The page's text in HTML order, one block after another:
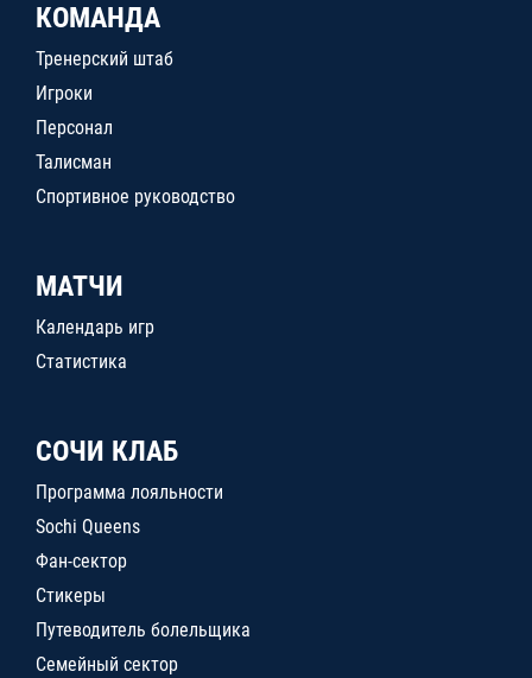
КОМАНДА
Тренерский штаб
Игроки
Персонал
Талисман
Спортивное руководство
МАТЧИ
Календарь игр
Статистика
СОЧИ КЛАБ
Программа лояльности
Sochi Queens
Фан-сектор
Стикеры
Путеводитель болельщика
Семейный сектор